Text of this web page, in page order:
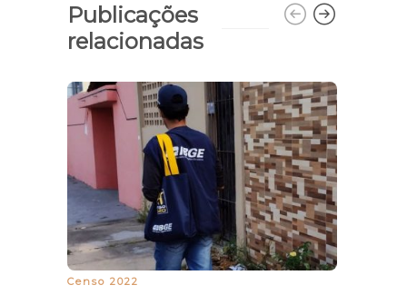
Publicações
relacionadas
Censo 2022